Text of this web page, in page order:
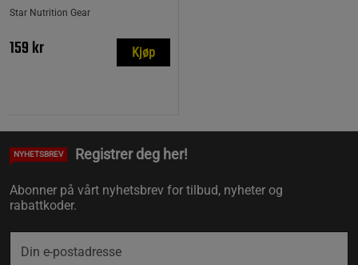
Star Nutrition Gear
159 kr Kjøp
NYHETSBREV Registrer deg her!
Abonner på vårt nyhetsbrev for tilbud, nyheter og
rabattkoder.